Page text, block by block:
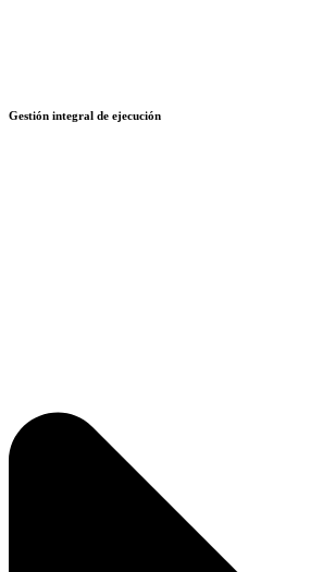
Gestión integral de ejecución